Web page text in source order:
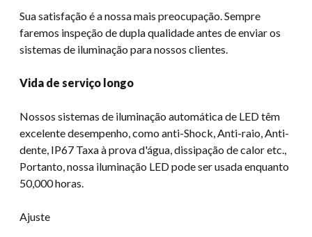
Sua satisfação é a nossa mais preocupação. Sempre
faremos inspeção de dupla qualidade antes de enviar os
sistemas de iluminação para nossos clientes.
Vida de serviço longo
Nossos sistemas de iluminação automática de LED têm
excelente desempenho, como anti-Shock, Anti-raio, Anti-
dente, IP67 Taxa à prova d'água, dissipação de calor etc.,
Portanto, nossa iluminação LED pode ser usada enquanto
50,000 horas.
Ajuste